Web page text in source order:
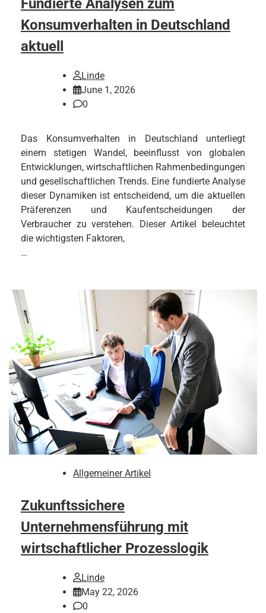
Fundierte Analysen zum
Konsumverhalten in Deutschland
aktuell
Linde
June 1, 2026
0
Das Konsumverhalten in Deutschland unterliegt
einem stetigen Wandel, beeinflusst von globalen
Entwicklungen, wirtschaftlichen Rahmenbedingungen
und gesellschaftlichen Trends. Eine fundierte Analyse
dieser Dynamiken ist entscheidend, um die aktuellen
Präferenzen und Kaufentscheidungen der
Verbraucher zu verstehen. Dieser Artikel beleuchtet
die wichtigsten Faktoren,
…
Allgemeiner Artikel
Zukunftssichere
Unternehmensführung mit
wirtschaftlicher Prozesslogik
Linde
May 22, 2026
0